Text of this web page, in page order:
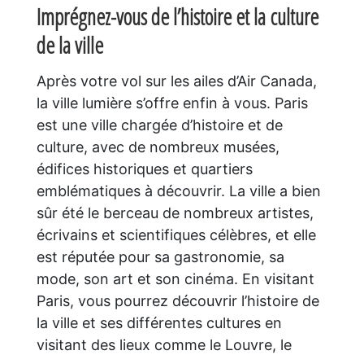
Imprégnez-vous de l’histoire et la culture
de la ville
Après votre vol sur les ailes d’Air Canada,
la ville lumière s’offre enfin à vous. Paris
est une ville chargée d’histoire et de
culture, avec de nombreux musées,
édifices historiques et quartiers
emblématiques à découvrir. La ville a bien
sûr été le berceau de nombreux artistes,
écrivains et scientifiques célèbres, et elle
est réputée pour sa gastronomie, sa
mode, son art et son cinéma. En visitant
Paris, vous pourrez découvrir l’histoire de
la ville et ses différentes cultures en
visitant des lieux comme le Louvre, le